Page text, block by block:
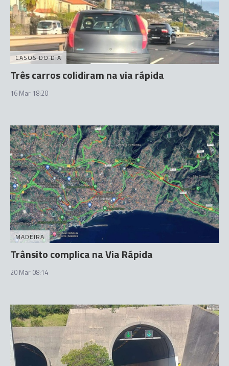
CASOS DO DIA
Três carros colidiram na via rápida
16 Mar 18:20
MADEIRA
Trânsito complica na Via Rápida
20 Mar 08:14